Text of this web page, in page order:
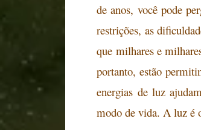
de anos, você pode
restrições, as
que milhares e
portanto, estão
energias de luz
modo de vida. A luz é